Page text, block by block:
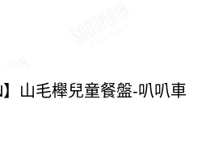
】山毛櫸兒童餐盤-叭叭車